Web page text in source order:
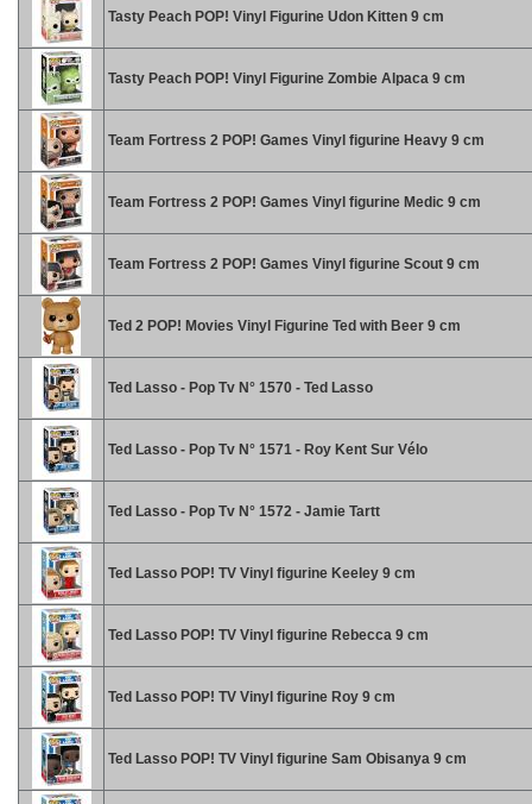
Tasty Peach POP! Vinyl Figurine Udon Kitten 9 cm
Tasty Peach POP! Vinyl Figurine Zombie Alpaca 9 cm
Team Fortress 2 POP! Games Vinyl figurine Heavy 9 cm
Team Fortress 2 POP! Games Vinyl figurine Medic 9 cm
Team Fortress 2 POP! Games Vinyl figurine Scout 9 cm
Ted 2 POP! Movies Vinyl Figurine Ted with Beer 9 cm
Ted Lasso - Pop Tv N° 1570 - Ted Lasso
Ted Lasso - Pop Tv N° 1571 - Roy Kent Sur Vélo
Ted Lasso - Pop Tv N° 1572 - Jamie Tartt
Ted Lasso POP! TV Vinyl figurine Keeley 9 cm
Ted Lasso POP! TV Vinyl figurine Rebecca 9 cm
Ted Lasso POP! TV Vinyl figurine Roy 9 cm
Ted Lasso POP! TV Vinyl figurine Sam Obisanya 9 cm